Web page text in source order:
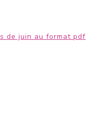
de juin au format pdf